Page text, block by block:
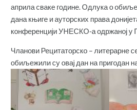
априла сваке године. Одлука о
дана књиге и ауторских права
конференцији УНЕСКО-а одржаној у
Чланови Рецитаторско – литерарне
обиљежили су овај дан на пригодан